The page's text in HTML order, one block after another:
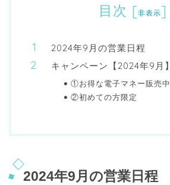
目次 [非表示]
2024年9月の営業日程
キャンペーン【2024年9月】
①お得な電子マネー販売中
②初めての方限定
2024年9月の営業日程